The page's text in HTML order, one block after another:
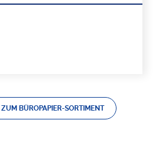
BÜROPAPIER-SORTIMENT